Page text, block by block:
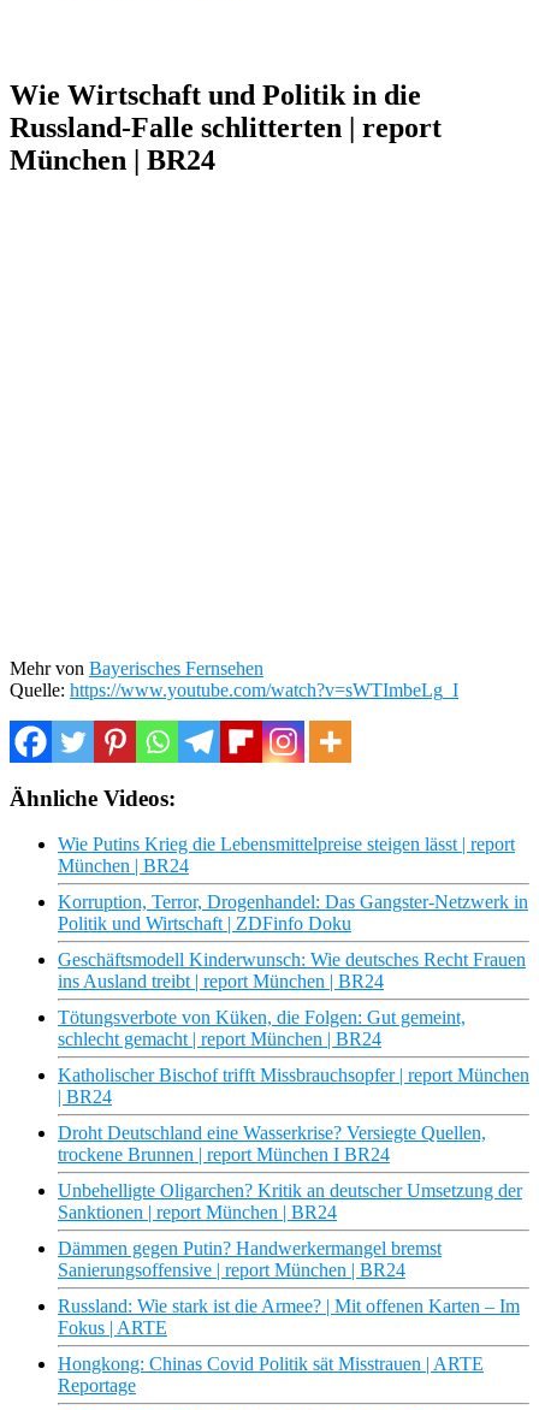
Wie Wirtschaft und Politik in die
Russland-Falle schlitterten | report
München | BR24
Mehr von Bayerisches Fernsehen
Quelle: https://www.youtube.com/watch?v=sWTImbeLg_I
Ähnliche Videos:
Wie Putins Krieg die Lebensmittelpreise steigen lässt | report
München | BR24
Korruption, Terror, Drogenhandel: Das Gangster-Netzwerk in
Politik und Wirtschaft | ZDFinfo Doku
Geschäftsmodell Kinderwunsch: Wie deutsches Recht Frauen
ins Ausland treibt | report München | BR24
Tötungsverbote von Küken, die Folgen: Gut gemeint,
schlecht gemacht | report München | BR24
Katholischer Bischof trifft Missbrauchsopfer | report München
| BR24
Droht Deutschland eine Wasserkrise? Versiegte Quellen,
trockene Brunnen | report München I BR24
Unbehelligte Oligarchen? Kritik an deutscher Umsetzung der
Sanktionen | report München | BR24
Dämmen gegen Putin? Handwerkermangel bremst
Sanierungsoffensive | report München | BR24
Russland: Wie stark ist die Armee? | Mit offenen Karten – Im
Fokus | ARTE
Hongkong: Chinas Covid Politik sät Misstrauen | ARTE
Reportage